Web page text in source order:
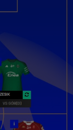
użytkownik
oraz
tych
serwisu,
Pliki
zewnętrznych
serwisie. Brak